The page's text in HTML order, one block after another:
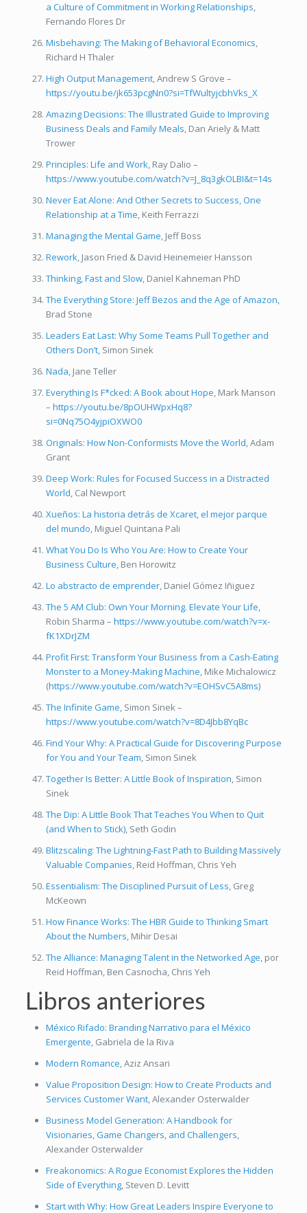
a Culture of Commitment in Working Relationships
Fernando Flores Dr
Misbehaving: The Making of Behavioral Economics
Richard H Thaler
High Output Management, Andrew S Grove –
https://youtu.be/jk653pcgNn0?si=TfWultyjcbhVks_X
Amazing Decisions: The Illustrated Guide to Improving
Business Deals and Family Meals , Dan Ariely & Matt
Trower
Principles: Life and Work , Ray Dalio –
https://www.youtube.com/watch?v=J_8q3gkOLBI&t=14s
Never Eat Alone: And Other Secrets to Success, One
Relationship at a Time , Keith Ferrazzi
Managing the Mental Game , Jeff Boss
Rework , Jason Fried & David Heinemeier Hansson
Thinking, Fast and Slow, Daniel Kahneman PhD
The Everything Store: Jeff Bezos and the Age of Amazon
Brad Stone
Leaders Eat Last: Why Some Teams Pull Together and
Others Don’t, Simon Sinek
Nada , Jane Teller
Everything Is F*cked: A Book about Hope , Mark Manson
– https://youtu.be/8pOUHWpxHq8?
si=0Nq75O4yjpiOXWO0
Originals: How Non-Conformists Move the World , Adam
Grant
Deep Work: Rules for Focused Success in a Distracted
World , Cal Newport
Xueños: La historia detrás de Xcaret, el mejor parque
del mundo , Miguel Quintana Pali
What You Do Is Who You Are: How to Create Your
Business Culture , Ben Horowitz
Lo abstracto de emprender, Daniel Gómez Iñiguez
The 5 AM Club: Own Your Morning. Elevate Your Life
Robin Sharma – https://www.youtube.com/watch?v=x-
fK1XDrJZM
Profit First: Transform Your Business from a Cash-Eating
Monster to a Money-Making Machine , Mike Michalowicz
(https://www.youtube.com/watch?v=EOHSvC5A8ms)
The Infinite Game , Simon Sinek –
https://www.youtube.com/watch?v=8D4Jbb8YqBc
Find Your Why: A Practical Guide for Discovering Purpose
for You and Your Team , Simon Sinek
Together Is Better: A Little Book of Inspiration , Simon
Sinek
The Dip: A Little Book That Teaches You When to Quit
(and When to Stick), Seth Godin
Blitzscaling: The Lightning-Fast Path to Building Massively
Valuable Companies , Reid Hoffman, Chris Yeh
Essentialism: The Disciplined Pursuit of Less , Greg
McKeown
How Finance Works: The HBR Guide to Thinking Smart
About the Numbers , Mihir Desai
The Alliance: Managing Talent in the Networked Age , por
Reid Hoffman, Ben Casnocha, Chris Yeh
Libros anteriores
México Rifado: Branding Narrativo para el México
Emergente , Gabriela de la Riva
Modern Romance , Aziz Ansari
Value Proposition Design: How to Create Products and
Services Customer Want, Alexander Osterwalder
Business Model Generation: A Handbook for
Visionaries, Game Changers, and Challengers
Alexander Osterwalder
Freakonomics: A Rogue Economist Explores the Hidden
Side of Everything, Steven D. Levitt
Start with Why: How Great Leaders Inspire Everyone to